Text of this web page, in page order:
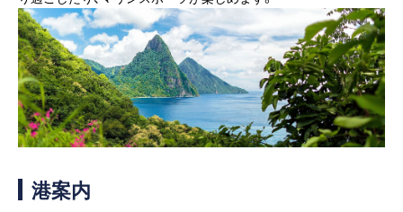
キャンペーン・特集
クルーズの楽しみ方
船内へようこそ
客船のご案内
寄港地ガイド
港案内